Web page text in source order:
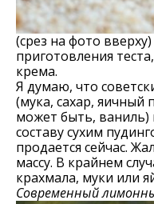
(срез на фото
приготовления
крема.
Я думаю, что
(мука, сахар, яичный
может быть,
составу сухим
продается сейчас.
массу. В крайнем
крахмала, муки или
Современный